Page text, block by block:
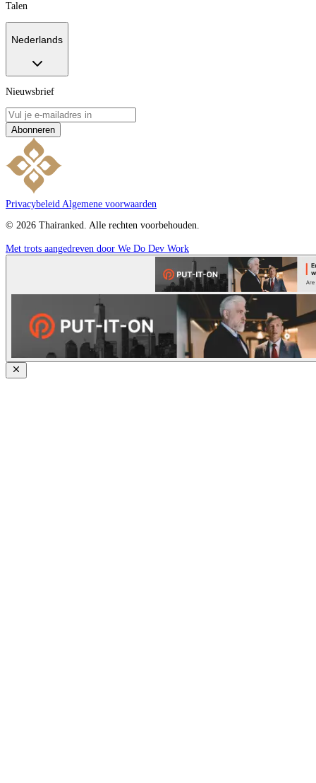
Talen
Nederlands
Nieuwsbrief
Abonneren
Privacybeleid Algemene voorwaarden
© 2026 Thairanked. Alle rechten voorbehouden.
Met trots aangedreven door We Do Dev Work